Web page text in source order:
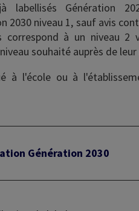
labellisés Génération
niveau 1, sauf avis
correspond à un niveau 2
souhaité auprès de
à l'école ou à
Génération 2030